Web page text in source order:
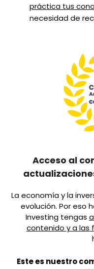
práctica tus
necesidad de
Acceso al
La economía y la
evolución. Por eso
Investing tengas
contenido y a las
Este es nuestro